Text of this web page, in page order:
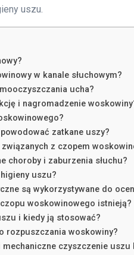
uszu.
w kanale słuchowym?
ucha?
i nagromadzenie
zatkane uszy?
z czopem
choroby i zaburzenia słuchu?
uszu?
są wykorzystywane do
woskowinowego istnieją?
i kiedy ją stosować?
rozpuszczania woskowiny?
czyszczenie uszu